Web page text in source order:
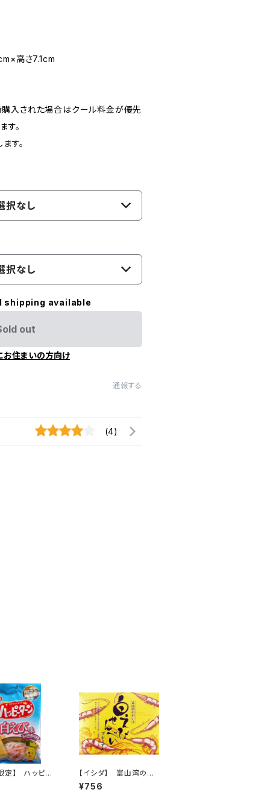
高さ7.1cm
入された場合はクール料金が優先
す。
す。
択なし
択なし
shipping available
out
お住まいの方向け
通報する
(4)
定】 ハッピー
白えび味 34
【イシダ】 富山湾の白
い宝 白えびせんべい
プレミアム 8枚入り
¥756